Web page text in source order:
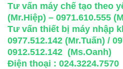
Tư vấn máy chế tạo theo
(Mr.Hiệp) – 0971.610.555
Tư vấn thiết bị máy nhập
0977.512.142 (Mr.Tuấn) /
0912.512.142 (Ms.Oanh)
Điện thoại : 024.3224.7570